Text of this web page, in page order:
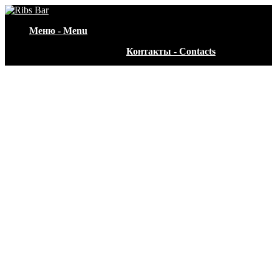
Меню - Menu
Контакты - Contacts